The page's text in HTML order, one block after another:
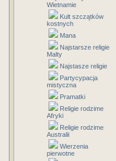
Wietnamie
Kult szczątków
kostnych
Mana
Najstarsze religie
Malty
Najstasze religie
Partycypacja
mistyczna
Pramatki
Religie rodzime
Afryki
Religie rodzime
Australii
Wierzenia
pierwotne